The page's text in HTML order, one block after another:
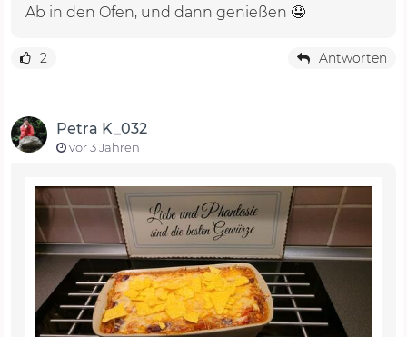
Ab in den Ofen, und dann genießen 🤤
2 Antworten
Petra K_032
vor 3 Jahren